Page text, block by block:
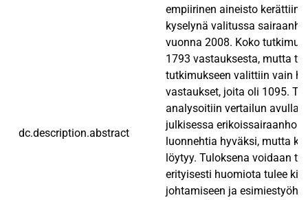
dc.description.abstract
empiirinen aineisto kerättiin
kyselynä valitussa
vuonna 2008. Koko
1793 vastauksesta, mutta
tutkimukseen valittiin vain
vastaukset, joita oli 1095.
analysoitiin vertailun avulla.
julkisessa
luonnehtia hyväksi, mutta
löytyy. Tuloksena voidaan
erityisesti huomiota tulee
johtamiseen ja